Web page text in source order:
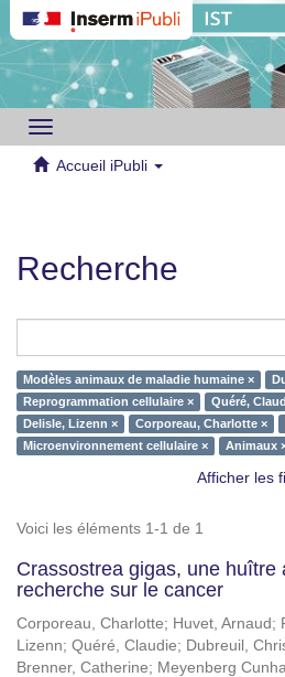
Toggle
navigation
Accueil iPubli
Recherche
Modèles animaux de maladie humaine ×
Reprogrammation cellulaire ×
Quéré,
Delisle, Lizenn ×
Corporeau, Charlotte ×
Microenvironnement cellulaire ×
Animaux
Afficher les
Voici les éléments 1-1 de 1
Crassostrea gigas, une huître
recherche sur le cancer
Corporeau, Charlotte; Huvet, Arnaud ;
Lizenn; Quéré, Claudie; Dubreuil,
Brenner, Catherine; Meyenberg